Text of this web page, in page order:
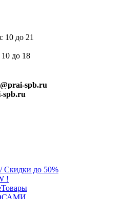
10 до 21
до 18
spb.ru
spb.ru
до 50%
!